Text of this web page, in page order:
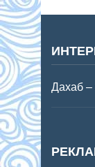
Дахаб